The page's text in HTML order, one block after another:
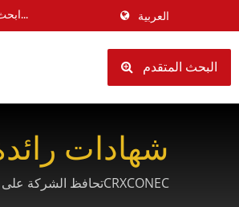
العربية
البحث المتقدم
شهادات